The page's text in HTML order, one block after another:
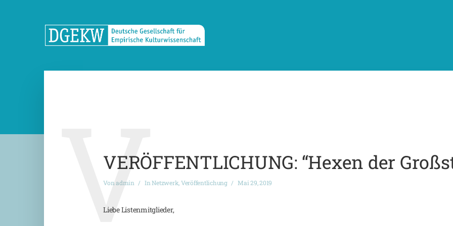
VERÖFFENTLICHUNG: “Hexen der
Vonadmin InNetzwerk,Veröffentlichung Mai 29, 2019
V
Liebe Listenmitglieder,